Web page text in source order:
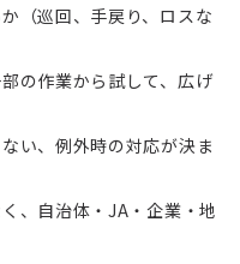
（巡回、手戻り、ロスな
の作業から試して、広げ
ない、例外時の対応が決ま
、自治体・JA・企業・地